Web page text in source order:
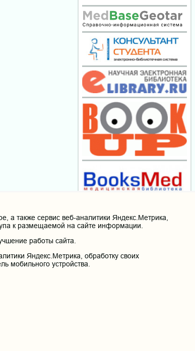
также сервис веб-аналитики Яндекс.Метрика,
к размещаемой на сайте информации.
работы сайта.
Яндекс.Метрика, обработку своих
мобильного устройства.